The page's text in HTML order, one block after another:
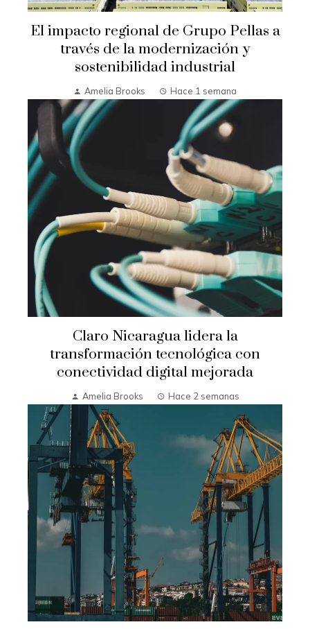
El impacto regional de Grupo Pellas a
través de la modernización y
sostenibilidad industrial
Amelia Brooks Hace 1 semana
Claro Nicaragua lidera la
transformación tecnológica con
conectividad digital mejorada
Amelia Brooks Hace 2 semanas